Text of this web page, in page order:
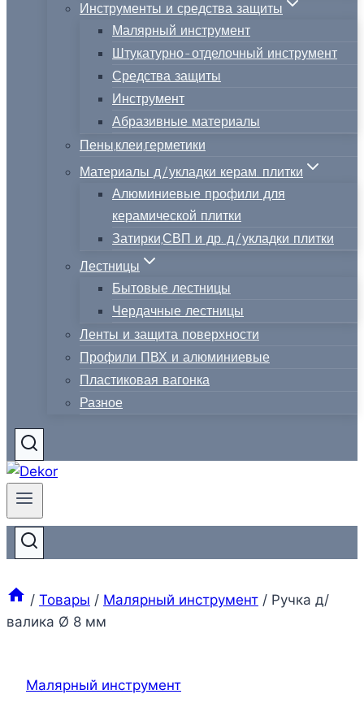
Инструменты и средства защиты
Малярный инструмент
Штукатурно-отделочный инструмент
Средства защиты
Инструмент
Абразивные материалы
Пены,клеи,герметики
Материалы д/укладки керам. плитки
Алюминиевые профили для
керамической плитки
Затирки,СВП и др. д/укладки плитки
Лестницы
Бытовые лестницы
Чердачные лестницы
Ленты и защита поверхности
Профили ПВХ и алюминиевые
Пластиковая вагонка
Разное
/ Товары / Малярный инструмент / Ручка д/
валика Ø 8 мм
Малярный инструмент